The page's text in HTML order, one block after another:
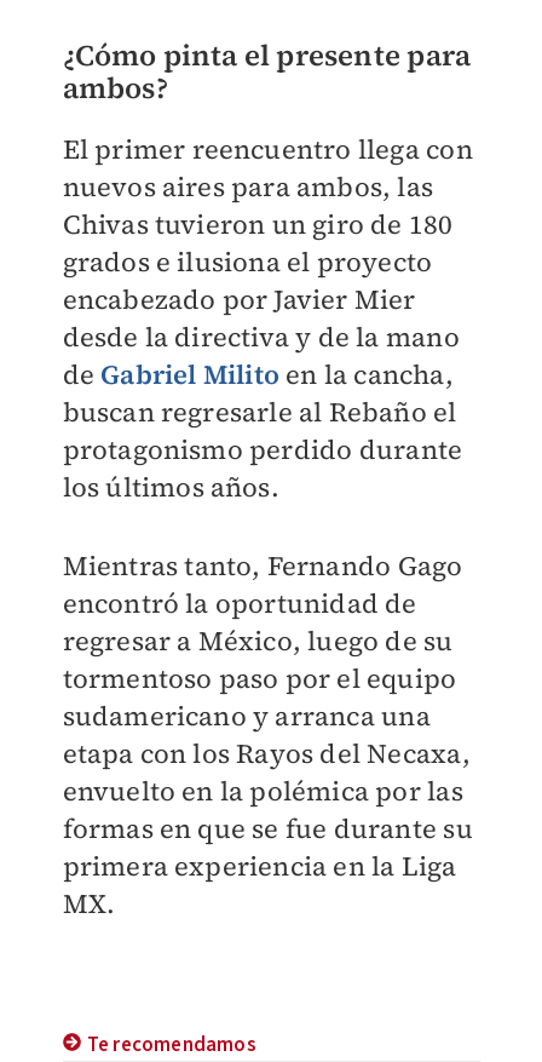
¿Cómo pinta el presente para
ambos?
El primer reencuentro llega con
nuevos aires para ambos, las
Chivas tuvieron un giro de 180
grados e ilusiona el proyecto
encabezado por Javier Mier
desde la directiva y de la mano
de Gabriel Milito en la cancha,
buscan regresarle al Rebaño el
protagonismo perdido durante
los últimos años.
Mientras tanto, Fernando Gago
encontró la oportunidad de
regresar a México, luego de su
tormentoso paso por el equipo
sudamericano y arranca una
etapa con los Rayos del Necaxa,
envuelto en la polémica por las
formas en que se fue durante su
primera experiencia en la Liga
MX.
Te recomendamos